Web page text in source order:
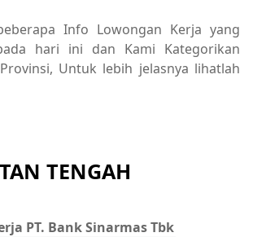
Info Lowongan Kerja yang
hari ini dan Kami Kategorikan
Untuk lebih jelasnya lihatlah
TENGAH
PT. Bank Sinarmas Tbk